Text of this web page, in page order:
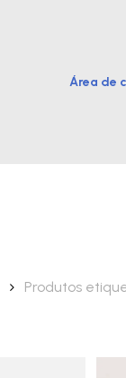
Área de
Produtos